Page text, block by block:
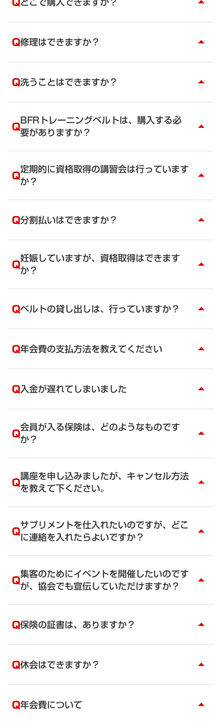
て、トレーニングしているときにズレにくいように
しています。
ノンスリップ＝フィットネス、ダイエット、リハビ
A店頭販売、ネット販売はしておりません。
資格を取得する方は、受講お申し込み後に購入方法
をお知らせいたします。購入する際には、BFRトレ
ーナーよりお買い求めください。
が得られないだけでなく危険です。BFRトレーナー
い。
Q修理はできますか？ arrow_drop_up
ABFRトレーニングベルトは、消耗品です。
耐久年数として3～5年程度です。使用頻度により大
きく異なります。長年使用すると、ゴムが劣化しト
レーニング中に適度な圧がかからなくなる可能性も
進んでいますので、再購入をお勧めいたします。
Q洗うことはできますか？ arrow_drop_up
ABFRトレーニングベルト オリジナルとノンスリッ
プ、エアーは洗うことはできません。
中性洗剤を布にしみこませ叩くようにして汚れをふ
き取ってください。汚れを取った後は、陰干しをし
てください。
QBFRトレーニングベルトは、購入する必
要がありますか？ arrow_drop_up
Aはい、必要です。
スターターキットは、資格取得講座の前に事前にお
求めください。
スターターキットは、圧センサー、圧調整メジャ
ー、収納袋がセットになっています。
ります。購入は申し込み後、講師よりご連絡が行き
BFRスターターキット：￥64.130（税込：
￥70,543）
（BFRトレーニング ベルト脚、腕用、圧計、メジャ
ー、収納袋が含まれます）
Q定期的に資格取得の講習会は行っています
か？ arrow_drop_up
A毎月、東京、大阪、名古屋、沖縄で行っています。
講習会のスケジュールをご参照ください。これから
法人会員を取得する場合は、お打ち合わせで日程を
決め、法人様の施設で講習を行います。
Q分割払いはできますか？ arrow_drop_up
A協会へお電話を頂くか、お問合せフォームで個別に
ご相談ください。
お問合せはこちら
Q妊娠していますが、資格取得はできます
か？ arrow_drop_up
Aはい。
実技は、見学していただくことになります。
資格を取得したのち、何回でも無料で講習を受ける
ことができます。
Qベルトの貸し出しは、行っていますか？ arrow_drop_up
Aベルトの貸し出しは行っておりません。
Q年会費の支払方法を教えてください arrow_drop_up
A個人の年会費のお支払い方法は、カード払いになり
ます。
現在、銀行引き落としの方も、徐々にカード払いに
移行していただきます。
いいただくことになります。
それまでは、個人会員の場合は、銀行引き落としと
毎年2月27日に引き落としとなります。27日が週末
の場合、翌月曜日の引き落としとなります。引き落
としのための申込書に記入してください。
Q入金が遅れてしまいました arrow_drop_up
A前日までにご入金いただければ問題ございません。
協会での確認が土日・祝日になる場合は、送金を確
認できるコピーを当日の講師に見せてください。
Q会員が入る保険は、どのようなものです
か？ arrow_drop_up
Aあいおいニッセイ同和損害保険に加入しています。
BFRトレーナーになると同時に全ての人が加入する
ことになります。トレーナーの為のものではなく、
クライアントの為のものです。BFRトレーニング中
だけでなく、通常のトレーニング中のクライアント
の事故も保険対象となります。
Q講座を申し込みましたが、キャンセル方法
を教えて下ください。 arrow_drop_up
Aお問合せフォームより、お名前、電話番号、講座
名、受講日をお知らせください。
返金の作業を行います。キャンセルには規定のキャ
ンセル料がかかりますのでご了承くださいませ。
7日前までの場合はキャンセル料はかかりません。
3日前から6日前（50％のキャンセル料）
前日・当日（100%のキャンセル料）
お問合せはこちら
Qサプリメントを仕入れたいのですが、どこ
に連絡を入れたらよいですか？ arrow_drop_up
A資格を取得された会員は、ECサイトで購入すること
ができます。
パスワードは、BFRトレーナーズ協会にお問合せ下
さい。メールマガジンなどにも記載されています。
https://berserker.official.ec/secret_ec/secret_
お問合せはこちら
Q集客のためにイベントを開催したいのです
が、協会でも宣伝していただけますか？ arrow_drop_up
Aはい。
1か月前にご連絡ください。
BFRトレーニング関連であれば、協会のサイト、
Facebookページで紹介いたします。審査がございま
Q保険の証書は、ありますか？ arrow_drop_up
A団体保険ですので、個人にお送りするものは用意し
ておりません。所属しているジムに見せるためのコ
ピーは用意できます。必要であれば、協会へご連絡
ください。
Q休会はできますか？ arrow_drop_up
Aはい、できます。
BFRトレーナーズ協会へご連絡ください。休会届中
の年会費は5,000円／年（税別）となります。
Q年会費について arrow_drop_up